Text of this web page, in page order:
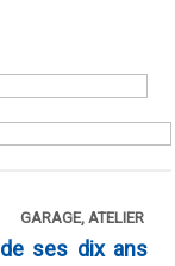
GARAGE, ATELIER
ses dix ans